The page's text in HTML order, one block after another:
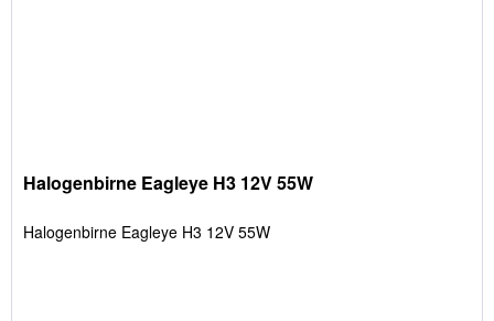
Halogenbirne Eagleye H3 12V 55W
Halogenbirne Eagleye H3 12V 55W